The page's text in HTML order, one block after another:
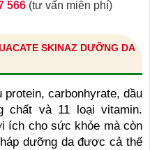
566 (tư vấn miễn phí)
SKINAZ DƯỠNG DA
carbonhyrate, dầu
chất và 11 loại vitamin.
ích cho sức khỏe mà còn
dưỡng da được cả thế